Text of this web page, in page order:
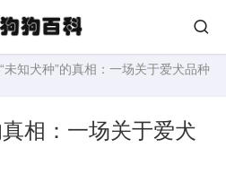
未知犬种”的真相：一场关于爱犬品种
相：一场关于爱犬